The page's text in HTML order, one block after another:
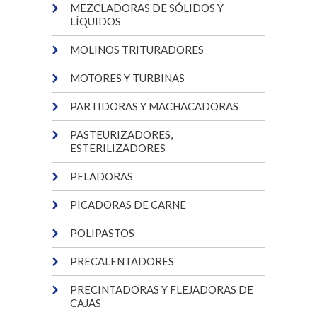
MEZCLADORAS DE SÓLIDOS Y
LÍQUIDOS
MOLINOS TRITURADORES
MOTORES Y TURBINAS
PARTIDORAS Y MACHACADORAS
PASTEURIZADORES,
ESTERILIZADORES
PELADORAS
PICADORAS DE CARNE
POLIPASTOS
PRECALENTADORES
PRECINTADORAS Y FLEJADORAS DE
CAJAS